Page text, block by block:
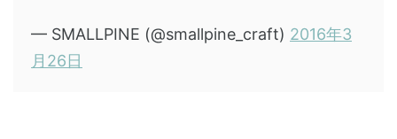
— SMALLPINE (@smallpine_craft) 2016年3
月26日